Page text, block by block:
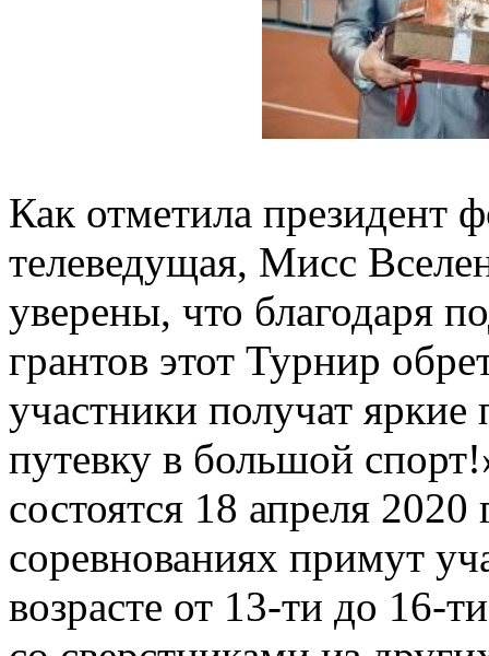
Как отметила президент
телеведущая, Мисс
уверены, что благодаря
грантов этот Турнир
участники получат яркие
путевку в большой
состоятся 18 апреля
соревнованиях примут
возрасте от 13-ти до 16-